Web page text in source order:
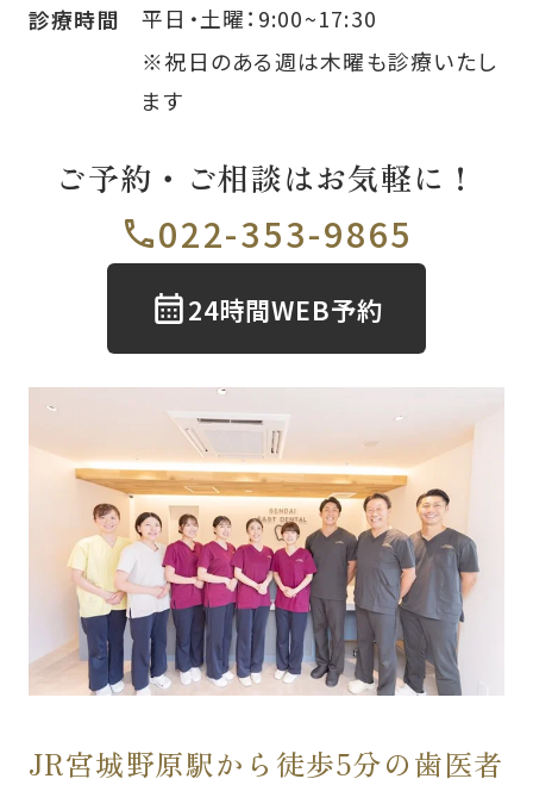
診療時間
平日・土曜：9:00~17:30
※祝日のある週は木曜も診療いたし
ます
ご予約・ご相談はお気軽に！
022-353-9865
24時間WEB予約
JR宮城野原駅から徒歩5分の歯医者